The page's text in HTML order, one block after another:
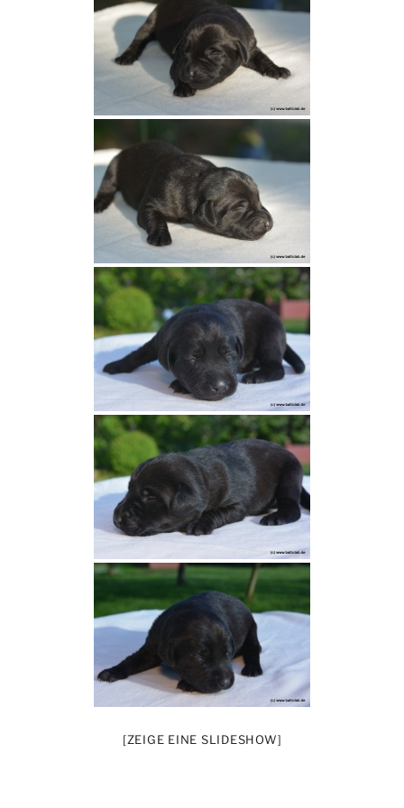
[ZEIGE EINE SLIDESHOW]